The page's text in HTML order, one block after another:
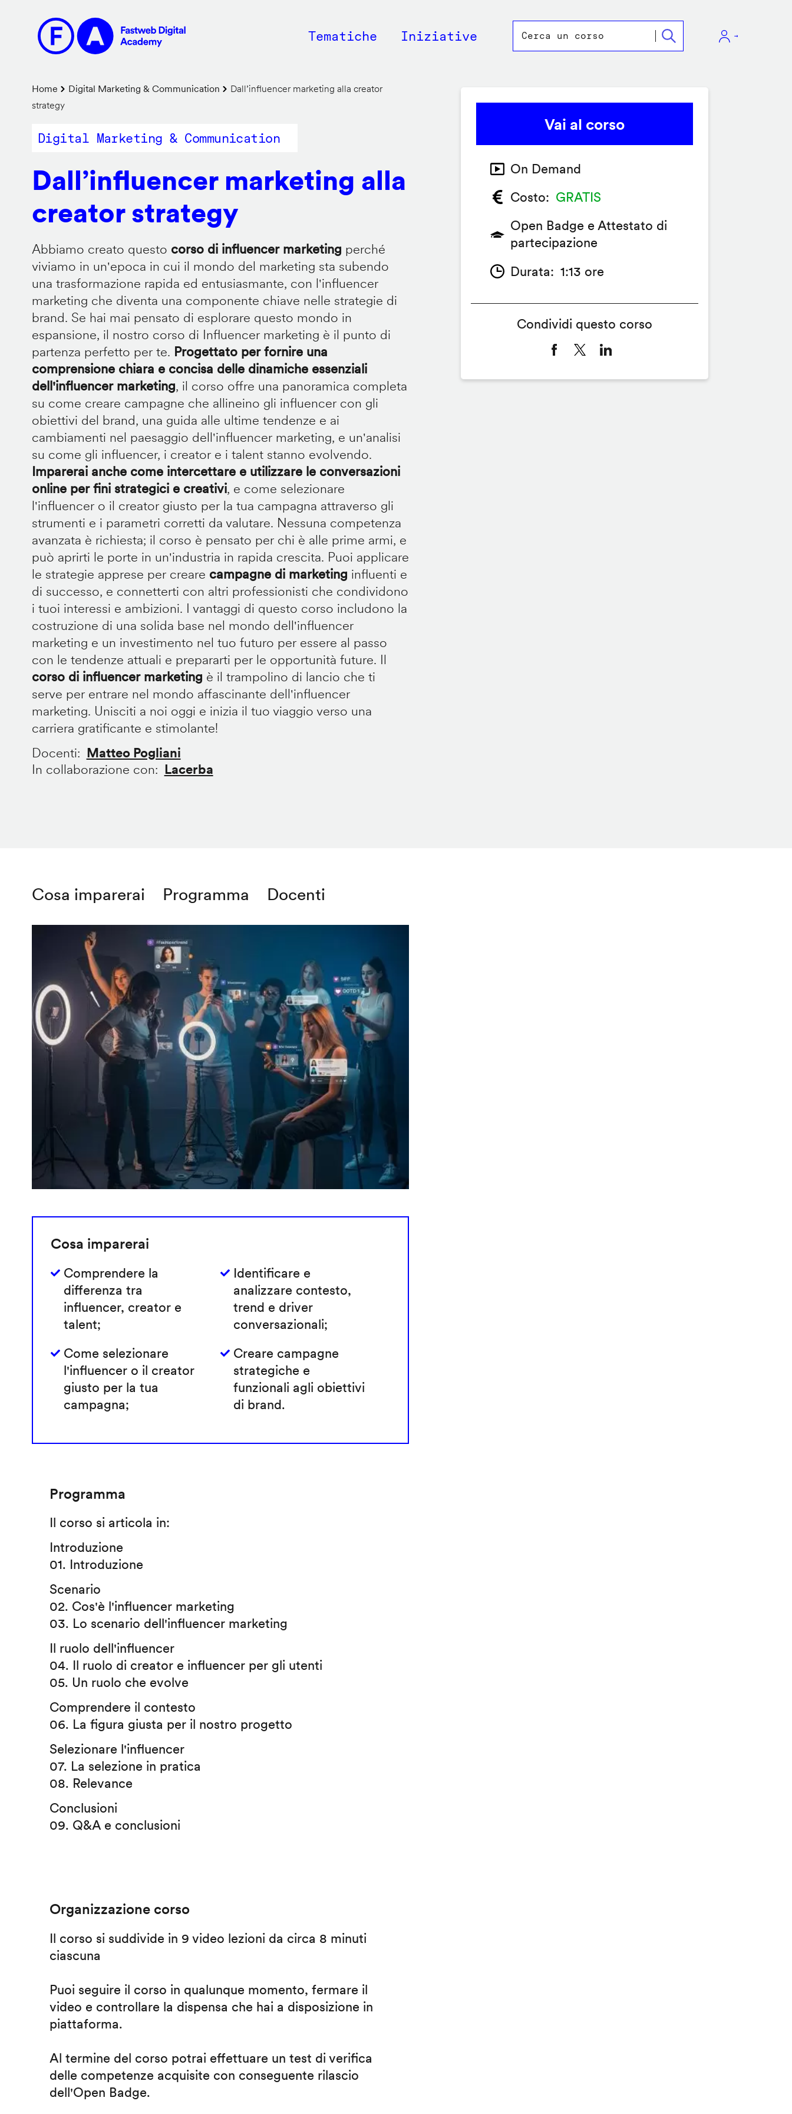
contenuto
principale
Main
Tematiche Iniziative
Briciole
di
pane
Home Digital Marketing & Communication
Dall’influencer marketing alla creator
strategy
Digital Marketing & Communication
Dall’influencer marketing alla
creator strategy
Abbiamo creato questo corso di influencer marketing perché
viviamo in un'epoca in cui il mondo del marketing sta subendo
una trasformazione rapida ed entusiasmante, con l'influencer
marketing che diventa una componente chiave nelle strategie di
brand. Se hai mai pensato di esplorare questo mondo in
espansione, il nostro corso di Influencer marketing è il punto di
partenza perfetto per te. Progettato per fornire una
comprensione chiara e concisa delle dinamiche essenziali
dell'influencer marketing, il corso offre una panoramica completa
su come creare campagne che allineino gli influencer con gli
obiettivi del brand, una guida alle ultime tendenze e ai
cambiamenti nel paesaggio dell'influencer marketing, e un'analisi
su come gli influencer, i creator e i talent stanno evolvendo.
Imparerai anche come intercettare e utilizzare le conversazioni
online per fini strategici e creativi, e come selezionare
l'influencer o il creator giusto per la tua campagna attraverso gli
strumenti e i parametri corretti da valutare. Nessuna competenza
avanzata è richiesta; il corso è pensato per chi è alle prime armi, e
può aprirti le porte in un'industria in rapida crescita. Puoi applicare
le strategie apprese per creare campagne di marketing influenti e
di successo, e connetterti con altri professionisti che condividono
i tuoi interessi e ambizioni. I vantaggi di questo corso includono la
costruzione di una solida base nel mondo dell'influencer
marketing e un investimento nel tuo futuro per essere al passo
con le tendenze attuali e prepararti per le opportunità future. Il
corso di influencer marketing è il trampolino di lancio che ti
serve per entrare nel mondo affascinante dell'influencer
marketing. Unisciti a noi oggi e inizia il tuo viaggio verso una
carriera gratificante e stimolante!
Docenti
Matteo Pogliani
In collaborazione con
Lacerba
Cosa imparerai Programma Docenti
Cosa imparerai
Comprendere la
differenza tra
influencer, creator e
talent;
Identificare e
analizzare contesto,
trend e driver
conversazionali;
Come selezionare
l'influencer o il creator
giusto per la tua
campagna;
Creare campagne
strategiche e
funzionali agli obiettivi
di brand.
Programma
Il corso si articola in:
Introduzione
01. Introduzione
Scenario
02. Cos'è l'influencer marketing
03. Lo scenario dell'influencer marketing
Il ruolo dell'influencer
04. Il ruolo di creator e influencer per gli utenti
05. Un ruolo che evolve
Comprendere il contesto
06. La figura giusta per il nostro progetto
Selezionare l'influencer
07. La selezione in pratica
08. Relevance
Conclusioni
09. Q&A e conclusioni
Organizzazione corso
Il corso si suddivide in 9 video lezioni da circa 8 minuti
ciascuna
Puoi seguire il corso in qualunque momento, fermare il
video e controllare la dispensa che hai a disposizione in
piattaforma.
Al termine del corso potrai effettuare un test di verifica
delle competenze acquisite con conseguente rilascio
dell'Open Badge.
Vai al corso
On Demand
Costo
GRATIS
Open Badge e Attestato di
partecipazione
Durata
1:13 ore
Condividi questo corso